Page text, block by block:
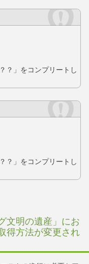
？」をコンプリートし
？」をコンプリートし
文明の遺産」にお
得方法が変更され